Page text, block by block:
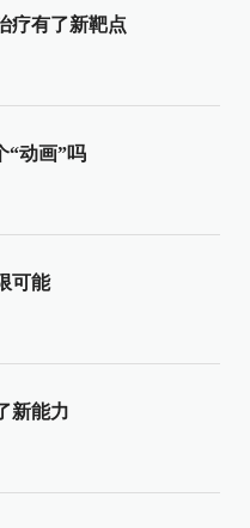
疗有了新靶点
“动画”吗
可能
新能力